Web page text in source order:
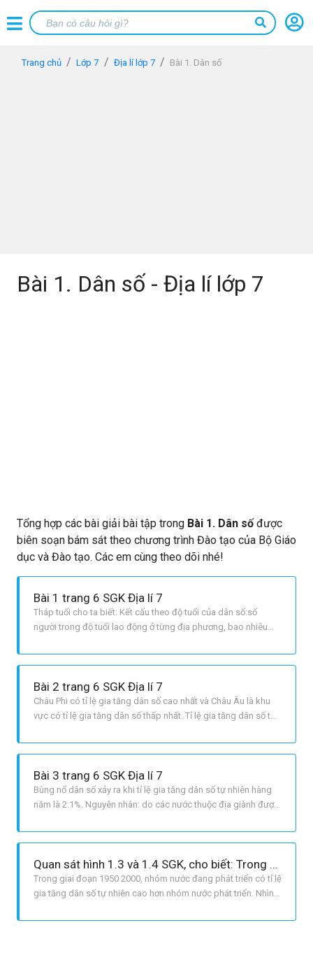
Trang chủ Lớp 7 Địa lí lớp 7 Bài 1. Dân số
Bài 1. Dân số - Địa lí lớp 7
Tổng hợp các bài giải bài tập trong Bài 1. Dân sốđược
biên soạn bám sát theo chương trình Đào tạo của Bộ Giáo
dục và Đào tạo. Các em cùng theo dõi nhé!
Bài 1 trang 6 SGK Địa lí 7
Tháp tuổi cho ta biết: Kết cấu theo độ tuổi của dân số:số
người trong độ tuổi lao động ở từng địa phương, bao nhiêu
theo giới tính của dân số: bao nhiêu nam, nừ ở từng lớp tuổi và
Bài 2 trang 6 SGK Địa lí 7
Châu Phi có tỉ lệ gia tăng dân số cao nhất và Châu Âu là khu
vực có tỉ lệ gia tăng dân số thấp nhất. Tỉ lệ gia tăng dân số tự
vẫn tăng vì: châu Á có số dân đông chiếm tới 55,6 % dân số
Bài 3 trang 6 SGK Địa lí 7
Bùng nổ dân số xảy ra khi tỉ lệ gia tăng dân số tự nhiên hàng
năm là 2.1%. Nguyên nhân: do các nước thuộc địa giành được
giảm nhanh tỉ lệ tử, trong khi tỉ lệ sinh vẫn còn cao. Hậu quả:
Quan sát hình 1.3 và 1.4 SGK, cho biết: Trong giai đoạn từ năm 1950 đến năm 2000, nhóm nước nào có tỉ lệ gia tăng dân số tự nhiên cao hơn? Tại sao em biết?
Trong giai đoạn 1950 2000, nhóm nước đang phát triển có tỉ lệ
gia tăng dân số tự nhiên cao hơn nhóm nước phát triển. Nhìn
đường màu đỏ thể hiện tỉ lệ tử, miền màu hồng là gia tăng dân